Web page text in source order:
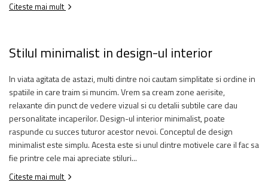
Citeste mai mult
Stilul minimalist in design-ul interior
In viata agitata de astazi, multi dintre noi cautam simplitate si ordine in
spatiile in care traim si muncim. Vrem sa cream zone aerisite,
relaxante din punct de vedere vizual si cu detalii subtile care dau
personalitate incaperilor. Design-ul interior minimalist, poate
raspunde cu succes tuturor acestor nevoi. Conceptul de design
minimalist este simplu. Acesta este si unul dintre motivele care il fac sa
fie printre cele mai apreciate stiluri...
Citeste mai mult